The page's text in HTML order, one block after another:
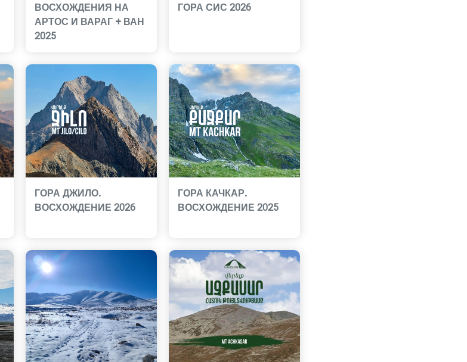
ВОСХОЖДЕНИЯ НА
АРТОС И ВАРАГ + ВАН
2025
ГОРА СИС 2026
ГОРА ДЖИЛО.
ВОСХОЖДЕНИЕ 2026
ГОРА КАЧКАР.
ВОСХОЖДЕНИЕ 2025